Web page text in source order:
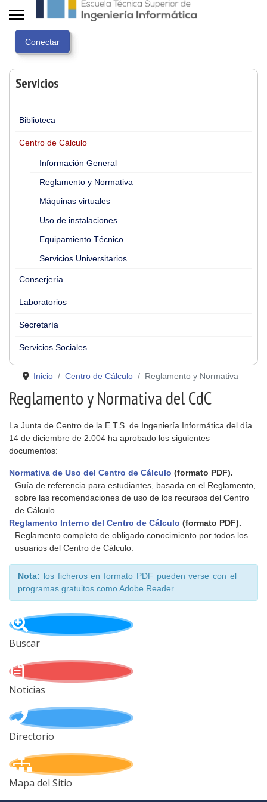
Servicios
Biblioteca
Centro de Cálculo
Información General
Reglamento y Normativa
Máquinas virtuales
Uso de instalaciones
Equipamiento Técnico
Servicios Universitarios
Conserjería
Laboratorios
Secretaría
Servicios Sociales
Inicio Centro de Cálculo Reglamento y Normativa
Reglamento y Normativa del CdC
La Junta de Centro de la E.T.S. de Ingeniería Informática del día
14 de diciembre de 2.004 ha aprobado los siguientes
documentos:
Normativa de Uso del Centro de Cálculo (formato PDF).
Guía de referencia para estudiantes, basada en el Reglamento,
sobre las recomendaciones de uso de los recursos del Centro
de Cálculo.
Reglamento Interno del Centro de Cálculo (formato PDF).
Reglamento completo de obligado conocimiento por todos los
usuarios del Centro de Cálculo.
Nota: los ficheros en formato PDF pueden verse con el
programas gratuitos como Adobe Reader.
Buscar
Noticias
Directorio
Mapa del Sitio